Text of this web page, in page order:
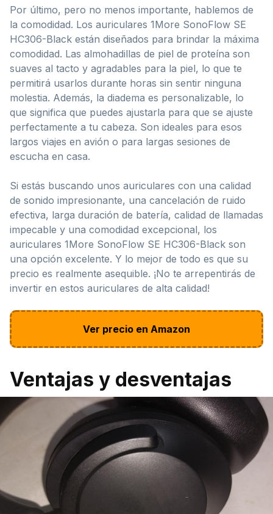
Por último, pero no menos importante, hablemos de
la comodidad. Los auriculares 1More SonoFlow SE
HC306-Black están diseñados para brindar la máxima
comodidad. Las almohadillas de piel de proteína son
suaves al tacto y agradables para la piel, lo que te
permitirá usarlos durante horas sin sentir ninguna
molestia. Además, la diadema es personalizable, lo
que significa que puedes ajustarla para que se ajuste
perfectamente a tu cabeza. Son ideales para esos
largos viajes en avión o para largas sesiones de
escucha en casa.
Si estás buscando unos auriculares con una calidad
de sonido impresionante, una cancelación de ruido
efectiva, larga duración de batería, calidad de llamadas
impecable y una comodidad excepcional, los
auriculares 1More SonoFlow SE HC306-Black son
una opción excelente. Y lo mejor de todo es que su
precio es realmente asequible. ¡No te arrepentirás de
invertir en estos auriculares de alta calidad!
Ver precio en Amazon
Ventajas y desventajas